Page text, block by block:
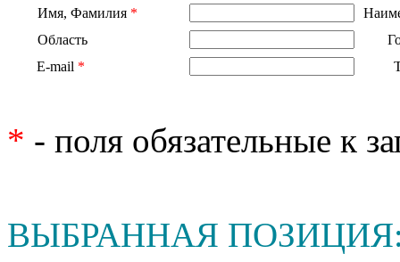
Имя, Фамилия *
Область
E-mail *
* - поля обязательные к
ВЫБРАННАЯ